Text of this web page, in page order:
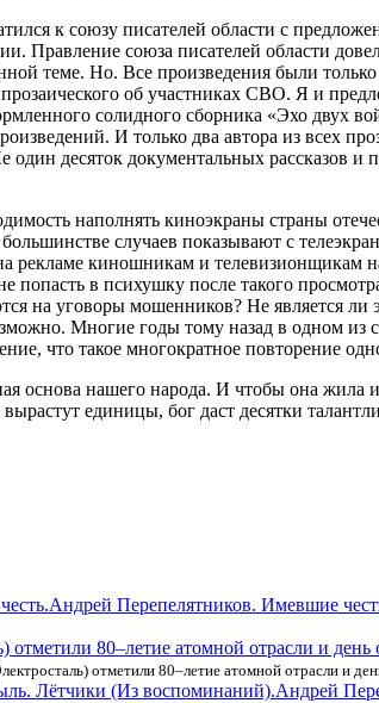
к союзу писателей области с
Правление союза писателей области
теме. Но. Все произведения были
об участниках СВО. Я и
солидного сборника «Эхо
И только два автора из всех
один десяток документальных рассказов
наполнять киноэкраны страны
случаев показывают с
рекламе киношникам и телевизионщикам
попасть в психушку после такого
на уговоры мошенников? Не является
Многие годы тому назад в одном
что такое многократное повторение
основа нашего народа. И чтобы она жила
единицы, бог даст десятки
Андрей Перепелятников. Имевшие
отметили 80–летие атомной отрасли и
Андрей